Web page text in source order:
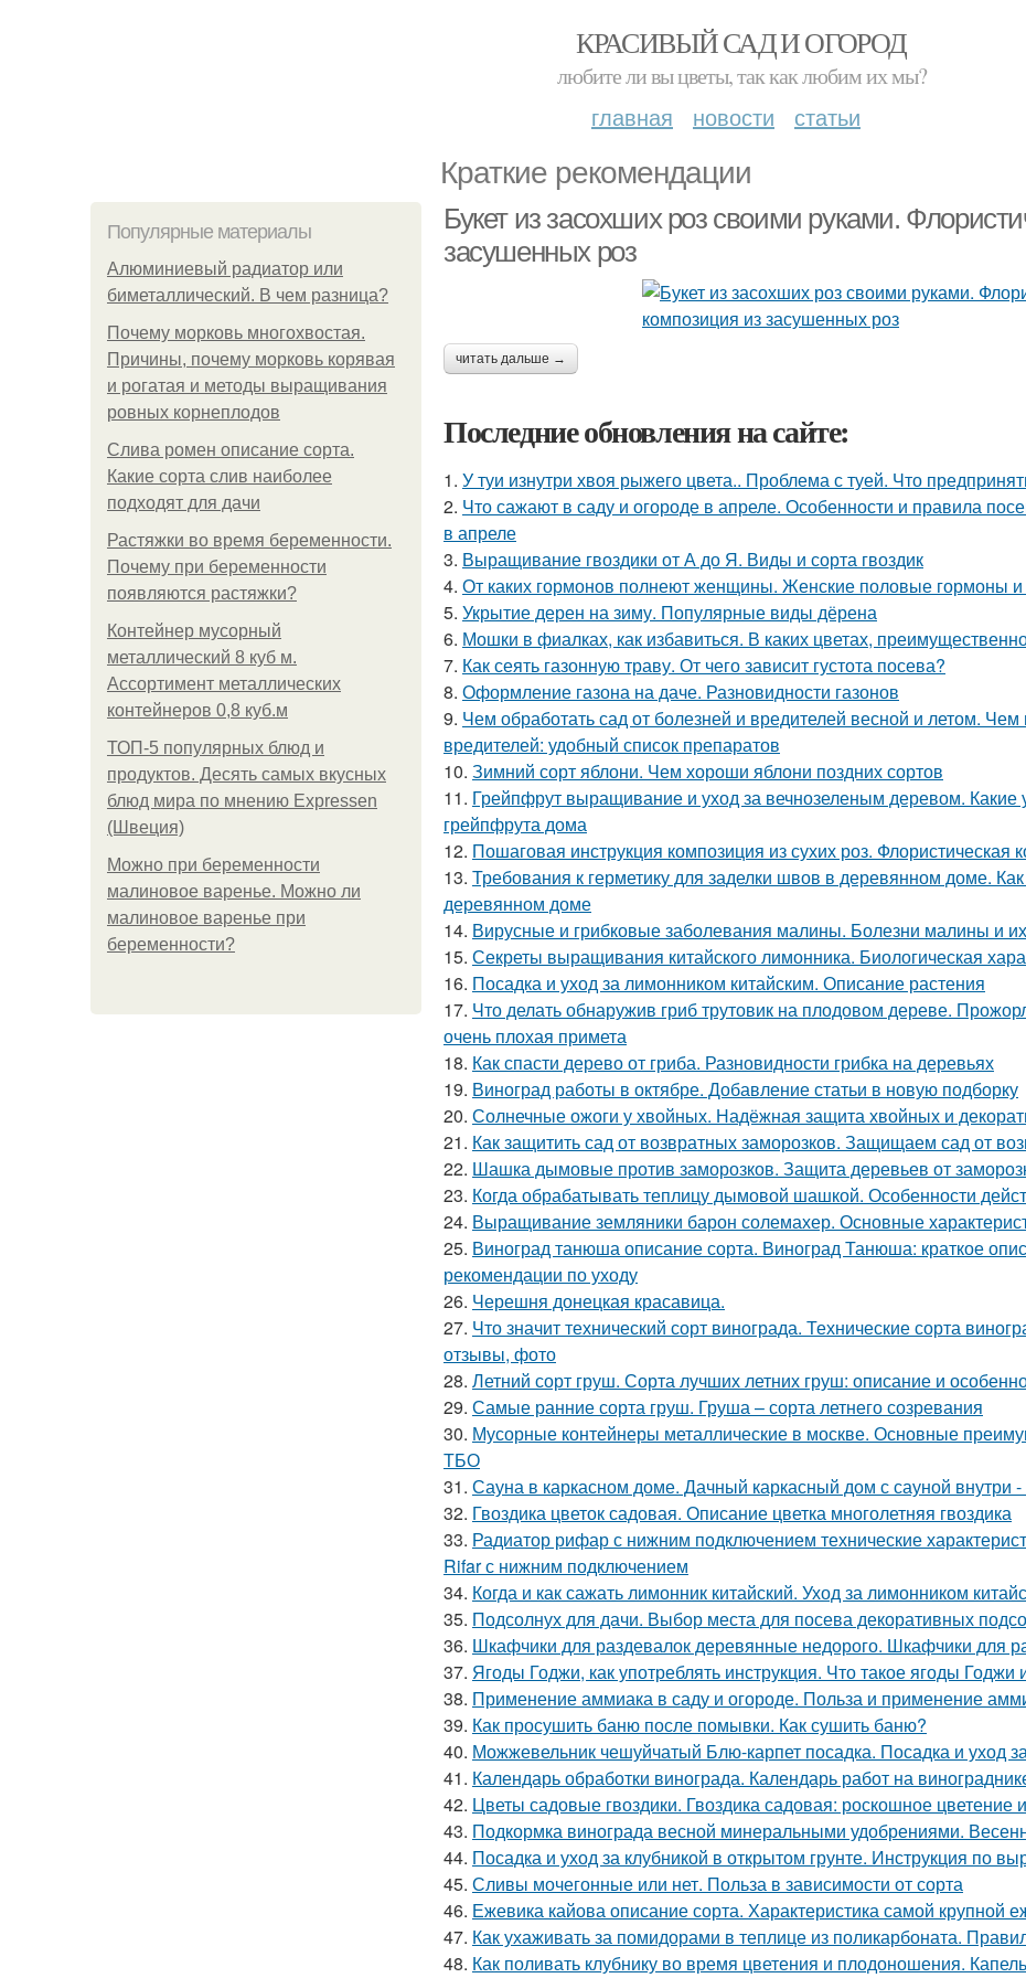
КРАСИВЫЙ САД И ОГОРОД
любите ли вы цветы, так как любим их мы?
главная новости статьи
Краткие рекомендации
Популярные материалы
Алюминиевый радиатор или
биметаллический. В чем разница?
Почему морковь многохвостая.
Причины, почему морковь корявая
и рогатая и методы выращивания
ровных корнеплодов
Слива ромен описание сорта.
Какие сорта слив наиболее
подходят для дачи
Растяжки во время беременности.
Почему при беременности
появляются растяжки?
Контейнер мусорный
металлический 8 куб м.
Ассортимент металлических
контейнеров 0,8 куб.м
ТОП-5 популярных блюд и
продуктов. Десять самых вкусных
блюд мира по мнению Expressen
(Швеция)
Можно при беременности
малиновое варенье. Можно ли
малиновое варенье при
беременности?
Букет из засохших роз своими руками.
засушенных роз
читать дальше →
Последние обновления на сайте:
1. У туи изнутри хвоя рыжего цвета.. Проблема с туей. Что
2. Что сажают в саду и огороде в апреле. Особенности и правила
в апреле
3. Выращивание гвоздики от А до Я. Виды и сорта гвоздик
4. От каких гормонов полнеют женщины. Женские половые гормоны
5. Укрытие дерен на зиму. Популярные виды дёрена
6. Мошки в фиалках, как избавиться. В каких цветах,
7. Как сеять газонную траву. От чего зависит густота посева?
8. Оформление газона на даче. Разновидности газонов
9. Чем обработать сад от болезней и вредителей весной и летом.
вредителей: удобный список препаратов
10. Зимний сорт яблони. Чем хороши яблони поздних сортов
11. Грейпфрут выращивание и уход за вечнозеленым деревом.
грейпфрута дома
12. Пошаговая инструкция композиция из сухих роз. Флористическая
13. Требования к герметику для заделки швов в деревянном доме.
деревянном доме
14. Вирусные и грибковые заболевания малины. Болезни малины и
15. Секреты выращивания китайского лимонника. Биологическая
16. Посадка и уход за лимонником китайским. Описание растения
17. Что делать обнаружив гриб трутовик на плодовом дереве.
очень плохая примета
18. Как спасти дерево от гриба. Разновидности грибка на деревьях
19. Виноград работы в октябре. Добавление статьи в новую подборку
20. Солнечные ожоги у хвойных. Надёжная защита хвойных и
21. Как защитить сад от возвратных заморозков. Защищаем сад от
22. Шашка дымовые против заморозков. Защита деревьев от
23. Когда обрабатывать теплицу дымовой шашкой. Особенности
24. Выращивание земляники барон солемахер. Основные
25. Виноград танюша описание сорта. Виноград Танюша: краткое
рекомендации по уходу
26. Черешня донецкая красавица.
27. Что значит технический сорт винограда. Технические сорта
отзывы, фото
28. Летний сорт груш. Сорта лучших летних груш: описание и
29. Самые ранние сорта груш. Груша – сорта летнего созревания
30. Мусорные контейнеры металлические в москве. Основные
ТБО
31. Сауна в каркасном доме. Дачный каркасный дом с сауной внутри -
32. Гвоздика цветок садовая. Описание цветка многолетняя гвоздика
33. Радиатор рифар с нижним подключением технические
Rifar с нижним подключением
34. Когда и как сажать лимонник китайский. Уход за лимонником
35. Подсолнух для дачи. Выбор места для посева декоративных
36. Шкафчики для раздевалок деревянные недорого. Шкафчики для
37. Ягоды Годжи, как употреблять инструкция. Что такое ягоды Годжи
38. Применение аммиака в саду и огороде. Польза и применение
39. Как просушить баню после помывки. Как сушить баню?
40. Можжевельник чешуйчатый Блю-карпет посадка. Посадка и уход
41. Календарь обработки винограда. Календарь работ на
42. Цветы садовые гвоздики. Гвоздика садовая: роскошное цветение
43. Подкормка винограда весной минеральными удобрениями.
44. Посадка и уход за клубникой в открытом грунте. Инструкция по
45. Сливы мочегонные или нет. Польза в зависимости от сорта
46. Ежевика кайова описание сорта. Характеристика самой крупной
47. Как ухаживать за помидорами в теплице из поликарбоната.
48. Как поливать клубнику во время цветения и плодоношения.